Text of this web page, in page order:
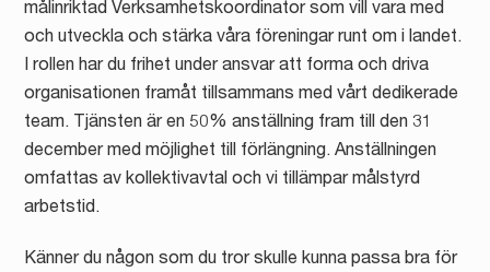
målinriktad Verksamhetskoordinator som vill vara med
och utveckla och stärka våra föreningar runt om i landet.
I rollen har du frihet under ansvar att forma och driva
organisationen framåt tillsammans med vårt dedikerade
team. Tjänsten är en 50% anställning fram till den 31
december med möjlighet till förlängning. Anställningen
omfattas av kollektivavtal och vi tillämpar målstyrd
arbetstid.
Känner du någon som du tror skulle kunna passa bra för